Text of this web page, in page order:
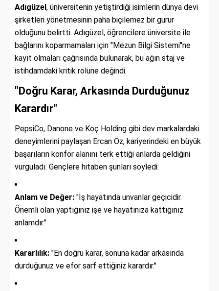
Adıgüzel , üniversitenin yetiştirdiği isimlerin dünya devi
şirketleri yönetmesinin paha biçilemez bir gurur
olduğunu belirtti. Adıgüzel, öğrencilere üniversite ile
bağlarını koparmamaları için "Mezun Bilgi Sistemi"ne
kayıt olmaları çağrısında bulunarak, bu ağın staj ve
istihdamdaki kritik rolüne değindi.
"Doğru Karar, Arkasında Durduğunuz
Karardır"
PepsiCo, Danone ve Koç Holding gibi dev markalardaki
deneyimlerini paylaşan Ercan Öz, kariyerindeki en büyük
başarıların konfor alanını terk ettiği anlarda geldiğini
vurguladı. Gençlere hitaben şunları söyledi:
Anlam ve Değer: "İş hayatında unvanlar geçicidir.
Önemli olan yaptığınız işe ve hayatınıza kattığınız
anlamdır."
Kararlılık: "En doğru karar, sonuna kadar arkasında
durduğunuz ve efor sarf ettiğiniz karardır."